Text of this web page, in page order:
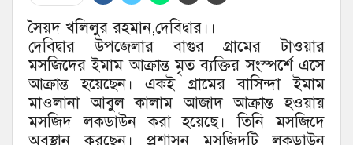
সৈয়দ খলিলুর রহমান,দেবিদ্বার।।
দেবিদ্বার উপজেলার বাগুর গ্রামের টাওয়ার
মসজিদের ইমাম আক্রান্ত মৃত ব্যক্তির সংস্পর্শে এসে
আক্রান্ত হয়েছেন। একই গ্রামের বাসিন্দা ইমাম
মাওলানা আবুল কালাম আজাদ আক্রান্ত হওয়ায়
মসজিদ লকডাউন করা হয়েছে। তিনি মসজিদে
অবস্থান করছেন। প্রশাসন মসজিদটি লকডাউন